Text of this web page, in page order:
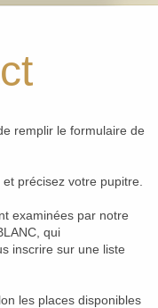
remplir le formulaire de
précisez votre pupitre.
examinées par notre
qui
inscrire sur une liste
les places disponibles